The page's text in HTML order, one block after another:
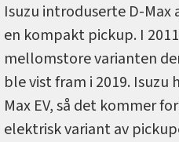
Isuzu introduserte D-Max
en kompakt pickup. I
mellomstore varianten
ble vist fram i 2019.
Max EV, så det kommer
elektrisk variant av